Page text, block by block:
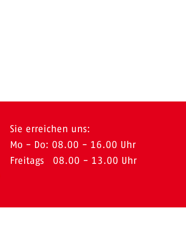
Sie erreichen uns:
Mo - Do: 08.00 - 16.00 Uhr
Freitags 08.00 - 13.00 Uhr